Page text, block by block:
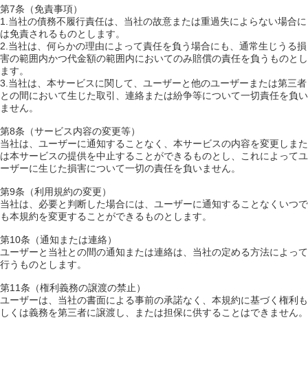
第7条（免責事項）
1.当社の債務不履行責任は、当社の故意または重過失によらない場合に
は免責されるものとします。
2.当社は、何らかの理由によって責任を負う場合にも、通常生じうる損
害の範囲内かつ代金額の範囲内においてのみ賠償の責任を負うものとし
ます。
3.当社は、本サービスに関して、ユーザーと他のユーザーまたは第三者
との間において生じた取引、連絡または紛争等について一切責任を負い
ません。
第8条（サービス内容の変更等）
当社は、ユーザーに通知することなく、本サービスの内容を変更しまた
は本サービスの提供を中止することができるものとし、これによってユ
ーザーに生じた損害について一切の責任を負いません。
第9条（利用規約の変更）
当社は、必要と判断した場合には、ユーザーに通知することなくいつで
も本規約を変更することができるものとします。
第10条（通知または連絡）
ユーザーと当社との間の通知または連絡は、当社の定める方法によって
行うものとします。
第11条（権利義務の譲渡の禁止）
ユーザーは、当社の書面による事前の承諾なく、本規約に基づく権利も
しくは義務を第三者に譲渡し、または担保に供することはできません。